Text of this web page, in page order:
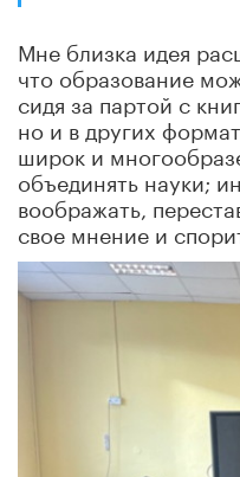
Мне близка идея
что образование
сидя за партой с
но и в других
широк и
объединять науки;
воображать,
свое мнение и